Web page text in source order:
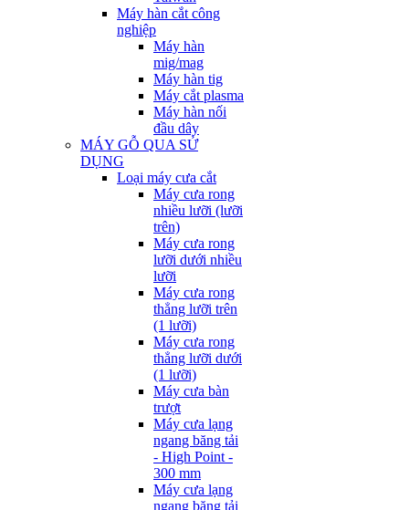
Máy hàn cắt công
nghiệp
Máy hàn
mig/mag
Máy hàn tig
Máy cắt plasma
Máy hàn nối
đầu dây
MÁY GỖ QUA SỬ
DỤNG
Loại máy cưa cắt
Máy cưa rong
nhiều lưỡi (lưỡi
trên)
Máy cưa rong
lưỡi dưới nhiều
lưỡi
Máy cưa rong
thẳng lưỡi trên
(1 lưỡi)
Máy cưa rong
thẳng lưỡi dưới
(1 lưỡi)
Máy cưa bàn
trượt
Máy cưa lạng
ngang băng tải
- High Point -
300 mm
Máy cưa lạng
ngang băng tải